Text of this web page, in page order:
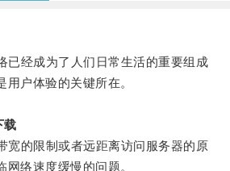
经成为了人们日常生活的重要组成
户体验的关键所在。
载
的限制或者远距离访问服务器的原
网络速度缓慢的问题。